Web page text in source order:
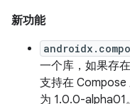
新功能
一个库，如果存
支持在 Compose
为 1.0.0-alpha01。